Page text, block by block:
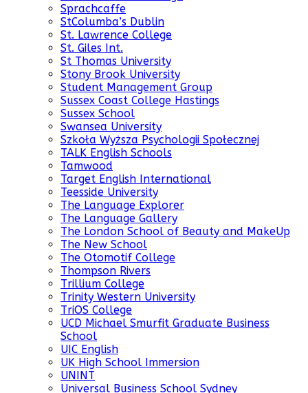
Sprachcaffe
StColumba’s Dublin
St. Lawrence College
St. Giles Int.
St Thomas University
Stony Brook University
Student Management Group
Sussex Coast College Hastings
Sussex School
Swansea University
Szkoła Wyższa Psychologii Społecznej
TALK English Schools
Tamwood
Target English International
Teesside University
The Language Explorer
The Language Gallery
The London School of Beauty and MakeUp
The New School
The Otomotif College
Thompson Rivers
Trillium College
Trinity Western University
TriOS College
UCD Michael Smurfit Graduate Business
School
UIC English
UK High School Immersion
UNINT
Universal Business School Sydney